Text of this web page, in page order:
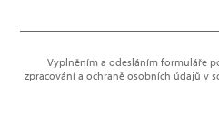
Vyplněním a odesláním formuláře
zpracování a ochraně osobních údajů v